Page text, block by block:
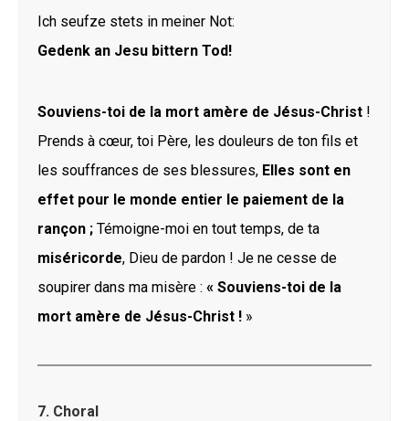
Ich seufze stets in meiner Not:
Gedenk an Jesu bittern Tod!
Souviens-toi de la mort amère de Jésus-Christ !
Prends à cœur, toi Père, les douleurs de ton fils et
les souffrances de ses blessures, Elles sont en
effet pour le monde entier le paiement de la
rançon ; Témoigne-moi en tout temps, de ta
miséricorde, Dieu de pardon ! Je ne cesse de
soupirer dans ma misère : « Souviens-toi de la
mort amère de Jésus-Christ ! »
7. Choral